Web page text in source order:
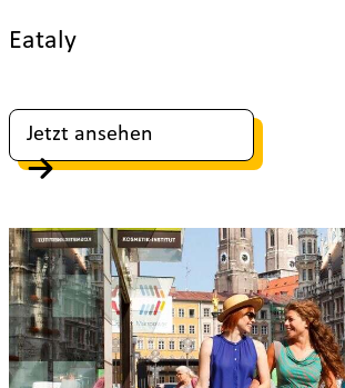
Eataly
Jetzt ansehen